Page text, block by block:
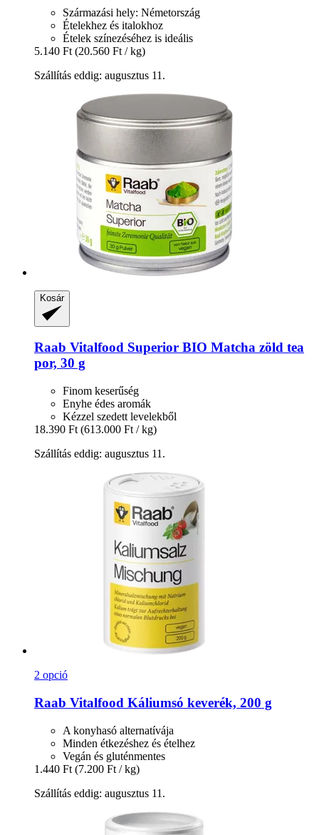
Származási hely: Németország
Ételekhez és italokhoz
Ételek színezéséhez is ideális
5.140 Ft (20.560 Ft / kg)
Szállítás eddig: augusztus 11.
Kosár
Raab Vitalfood Superior BIO Matcha zöld tea
por, 30 g
Finom keserűség
Enyhe édes aromák
Kézzel szedett levelekből
18.390 Ft (613.000 Ft / kg)
Szállítás eddig: augusztus 11.
2 opció
Raab Vitalfood Káliumsó keverék, 200 g
A konyhasó alternatívája
Minden étkezéshez és ételhez
Vegán és gluténmentes
1.440 Ft (7.200 Ft / kg)
Szállítás eddig: augusztus 11.